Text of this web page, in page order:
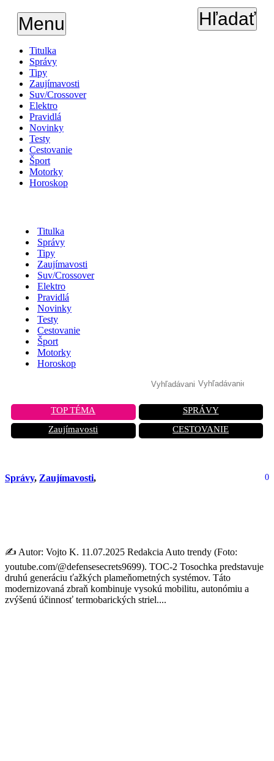
Menu Hľadať
Titulka
Správy
Tipy
Zaujímavosti
Suv/Crossover
Elektro
Pravidlá
Novinky
Testy
Cestovanie
Šport
Motorky
Horoskop
Titulka
Správy
Tipy
Zaujímavosti
Suv/Crossover
Elektro
Pravidlá
Novinky
Testy
Cestovanie
Šport
Motorky
Horoskop
TOP TÉMA
SPRÁVY
Zaujímavosti
CESTOVANIE
Správy, Zaujímavosti, 0
✍️ Autor: Vojto K. 11.07.2025 Redakcia Auto trendy (Foto:
youtube.com/@defensesecrets9699). TOC-2 Tosochka predstavuje
druhú generáciu ťažkých plameňometných systémov. Táto
modernizovaná zbraň kombinuje vysokú mobilitu, autonómiu a
zvýšenú účinnosť termobarických striel....